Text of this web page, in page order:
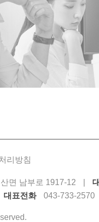
리방침
면 남부로 1917-12
대표전화 043-733-2570